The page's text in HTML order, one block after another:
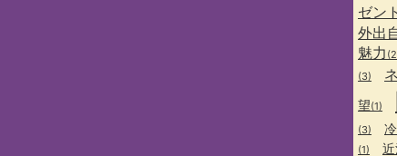
ゼント
外出
魅力
(3)
望(1)
(3)
(1) 近